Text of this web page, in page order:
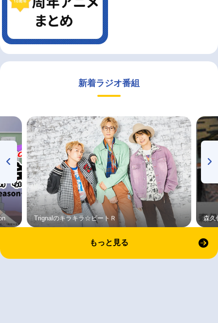
新着ラジオ番組
Trignalのキラキラ☆ビートＲ 森久
もっと見る